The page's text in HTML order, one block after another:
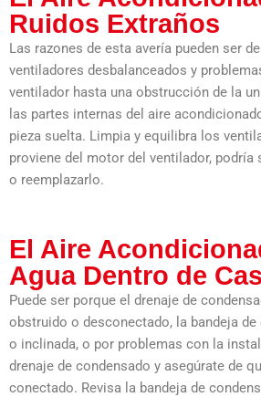
Ruidos Extraños
Las razones de esta avería pueden ser
ventiladores desbalanceados y
ventilador hasta una obstrucción de la
las partes internas del aire
pieza suelta. Limpia y equilibra los
proviene del motor del ventilador, podría
o reemplazarlo.
El Aire
Agua Dentro de
Puede ser porque el drenaje de
obstruido o desconectado, la bandeja
o inclinada, o por problemas con la
drenaje de condensado y asegúrate de
conectado. Revisa la bandeja de